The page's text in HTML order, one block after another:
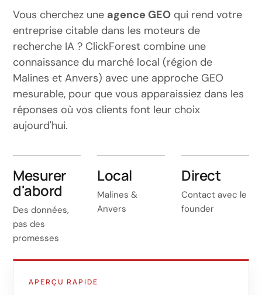
Vous cherchez une agence GEO qui rend votre
entreprise citable dans les moteurs de
recherche IA ? ClickForest combine une
connaissance du marché local (région de
Malines et Anvers) avec une approche GEO
mesurable, pour que vous apparaissiez dans les
réponses où vos clients font leur choix
aujourd'hui.
Mesurer
d'abord
Des données,
pas des
promesses
Local
Malines &
Anvers
Direct
Contact avec le
founder
APERÇU RAPIDE